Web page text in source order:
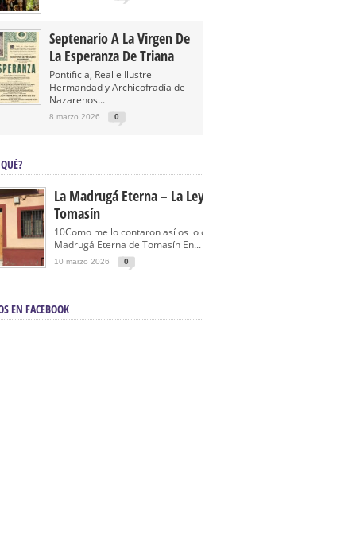
Septenario A La Virgen De
La Esperanza De Triana
Pontificia, Real e Ilustre
Hermandad y Archicofradía de
Nazarenos...
8 marzo 2026 0
La Madrugá Eterna – La Leyenda De
Tomasín
10Como me lo contaron así os lo cuento… La
Madrugá Eterna de Tomasín En...
10 marzo 2026 0
EN FACEBOOK